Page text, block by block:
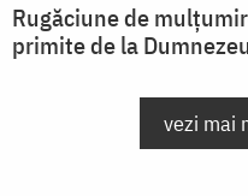
Rugăciune de
primite de la Dumnezeu
vezi mai